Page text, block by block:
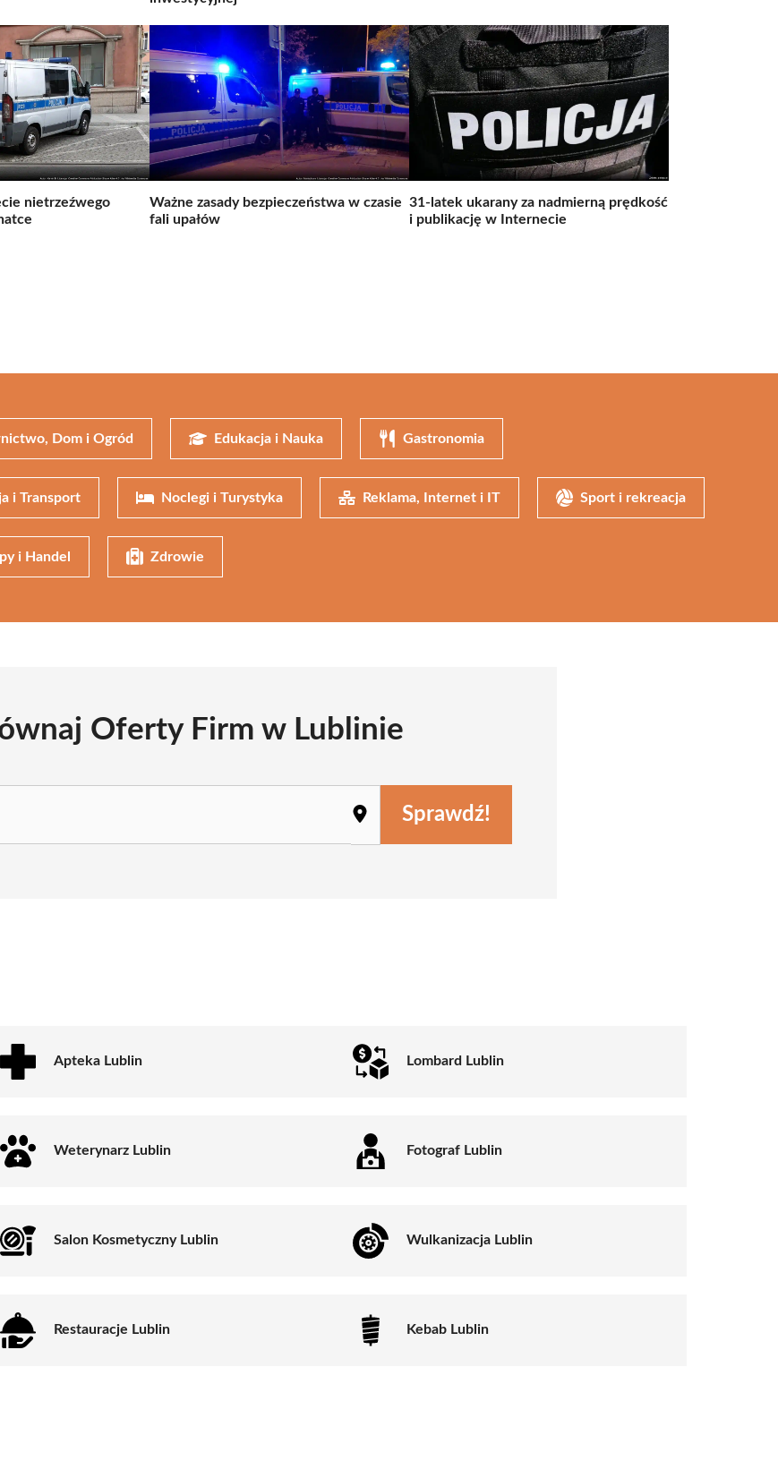
nietrzeźwego
Ważne zasady bezpieczeństwa w czasie
fali upałów
31-latek ukarany za nadmierną prędkość
i publikację w Internecie
Dom i Ogród Edukacja i Nauka Gastronomia
i Transport Noclegi i Turystyka Reklama, Internet i IT Sport i rekreacja
i Handel Zdrowie
Oferty Firm w Lublinie
Sprawdź!
Apteka Lublin Lombard Lublin
Weterynarz Lublin Fotograf Lublin
Salon Kosmetyczny Lublin Wulkanizacja Lublin
Restauracje Lublin Kebab Lublin